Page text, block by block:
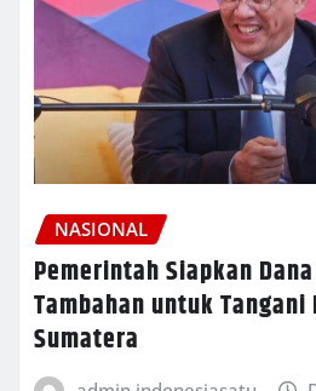
NASIONAL
Pemerintah Siapkan
Tambahan untuk Tangani
Sumatera